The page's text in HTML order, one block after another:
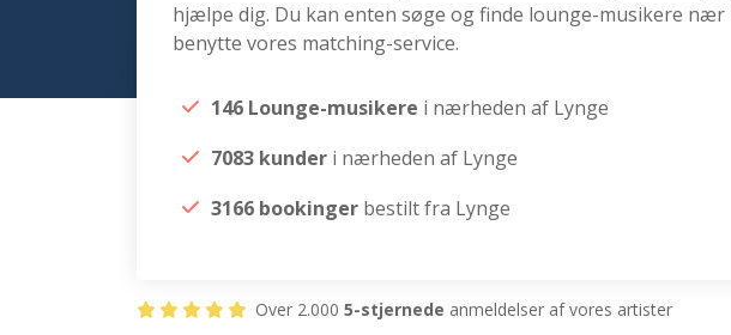
hjælpe dig. Du kan enten søge og finde lounge-musikere nær
benytte vores matching-service.
146 Lounge-musikere i nærheden af Lynge
7083 kunder i nærheden af Lynge
3166 bookinger bestilt fra Lynge
Over 2.000 5-stjernede anmeldelser af vores artister